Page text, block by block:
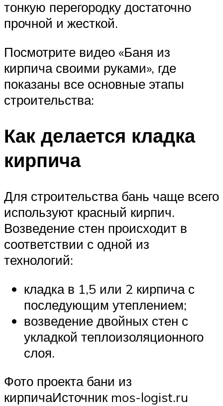
тонкую перегородку достаточно
прочной и жесткой.
Посмотрите видео «Баня из
кирпича своими руками», где
показаны все основные этапы
строительства:
Как делается кладка
кирпича
Для строительства бань чаще всего
используют красный кирпич.
Возведение стен происходит в
соответствии с одной из
технологий:
кладка в 1,5 или 2 кирпича с
последующим утеплением;
возведение двойных стен с
укладкой теплоизоляционного
слоя.
Фото проекта бани из
кирпичаИсточник mos-logist.ru